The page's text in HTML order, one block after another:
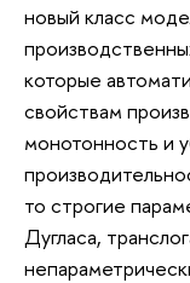
новый класс
которые
свойствам
монотонность и
то строгие
Дугласа,